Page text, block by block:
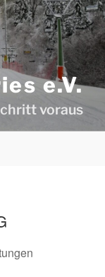
e.V.
voraus